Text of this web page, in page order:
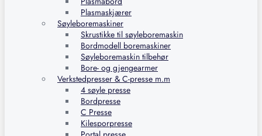
Plasmaskjærer
Søyleboremaskiner
Skrustikke til søyleboremaskin
Bordmodell boremaskiner
Søyleboremaskin tilbehør
Bore- og gjengearmer
Verkstedpresser & C-presse m.m
4 søyle presse
Bordpresse
C Presse
Kilesporpresse